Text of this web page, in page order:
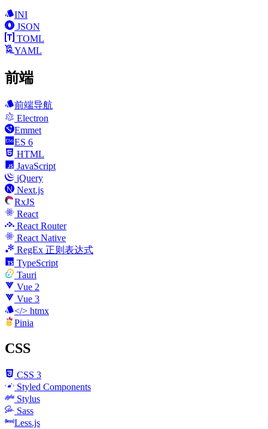
INI
JSON
TOML
YAML
前端
前端导航
Electron
Emmet
ES 6
HTML
JavaScript
jQuery
Next.js
RxJS
React
React Router
React Native
RegEx 正则表达式
TypeScript
Tauri
Vue 2
Vue 3
</> htmx
Pinia
CSS
CSS 3
Styled Components
Stylus
Sass
Less.js